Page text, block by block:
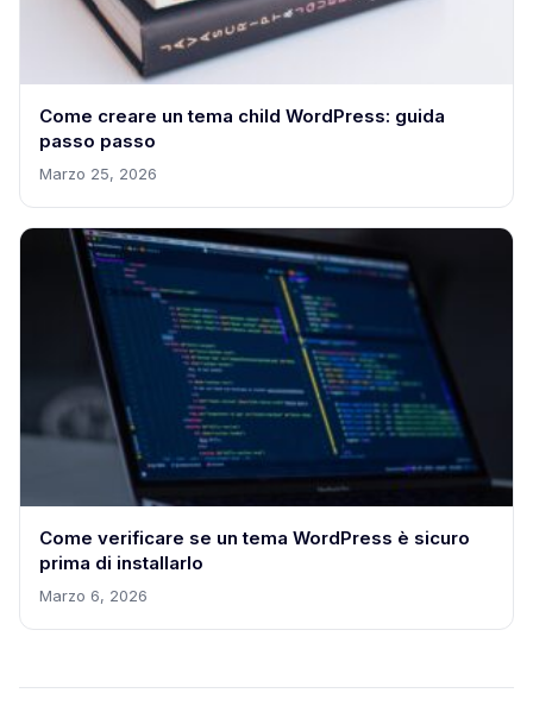
Come creare un tema child WordPress: guida
passo passo
Marzo 25, 2026
Come verificare se un tema WordPress è sicuro
prima di installarlo
Marzo 6, 2026